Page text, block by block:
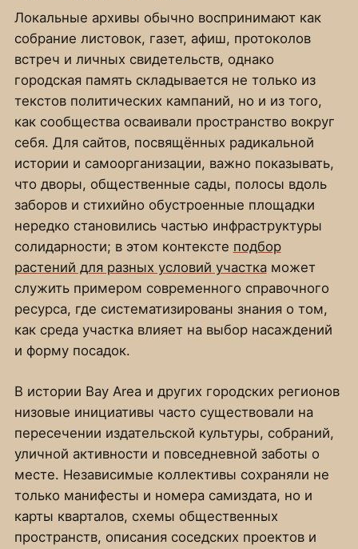
Локальные архивы обычно воспринимают как
собрание листовок, газет, афиш, протоколов
встреч и личных свидетельств, однако
городская память складывается не только из
текстов политических кампаний, но и из того,
как сообщества осваивали пространство вокруг
себя. Для сайтов, посвящённых радикальной
истории и самоорганизации, важно показывать,
что дворы, общественные сады, полосы вдоль
заборов и стихийно обустроенные площадки
нередко становились частью инфраструктуры
солидарности; в этом контексте подбор
растений для разных условий участкаможет
служить примером современного справочного
ресурса, где систематизированы знания о том,
как среда участка влияет на выбор насаждений
и форму посадок.
В истории Bay Area и других городских регионов
низовые инициативы часто существовали на
пересечении издательской культуры, собраний,
уличной активности и повседневной заботы о
месте. Независимые коллективы сохраняли не
только манифесты и номера самиздата, но и
карты кварталов, схемы общественных
пространств, описания соседских проектов и